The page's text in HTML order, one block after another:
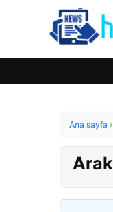
Ana sayfa ›